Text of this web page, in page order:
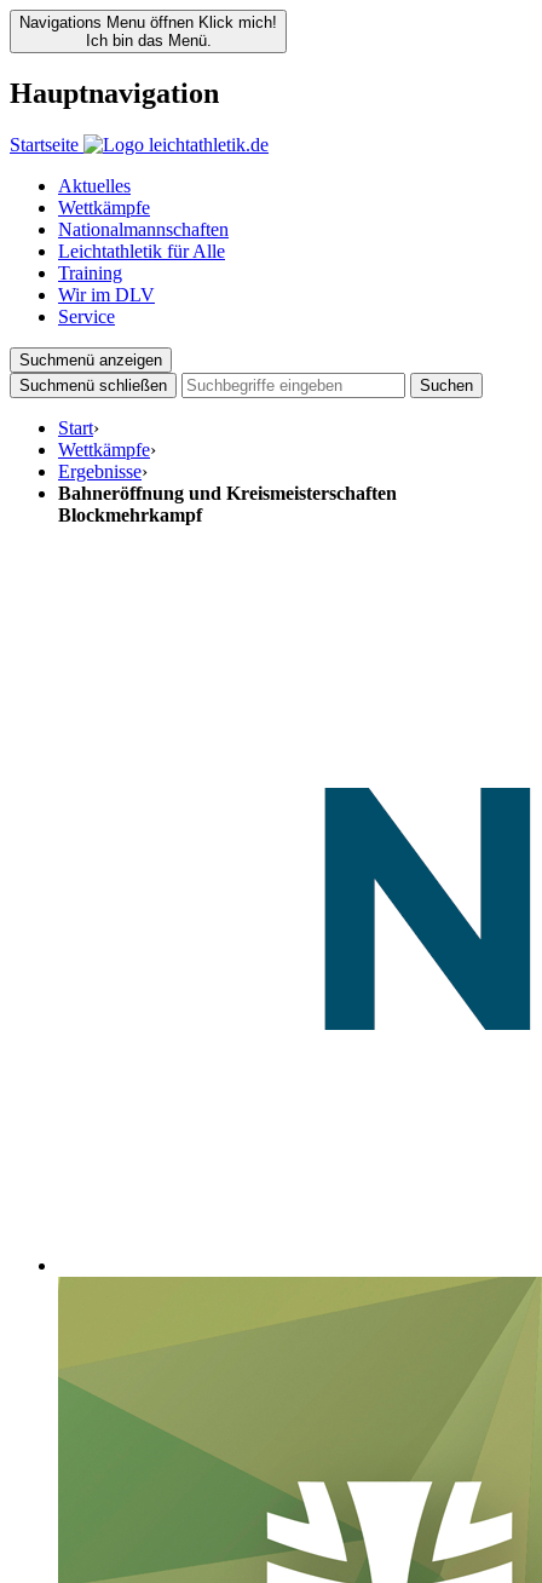
Navigations Menu öffnen Klick mich!
Ich bin das Menü.
Hauptnavigation
Startseite
Aktuelles
Wettkämpfe
Nationalmannschaften
Leichtathletik für Alle
Training
Wir im DLV
Service
Suchmenü anzeigen
Suchmenü schließen
Suchen
Start›
Wettkämpfe›
Ergebnisse›
Bahneröffnung und Kreismeisterschaften
Blockmehrkampf